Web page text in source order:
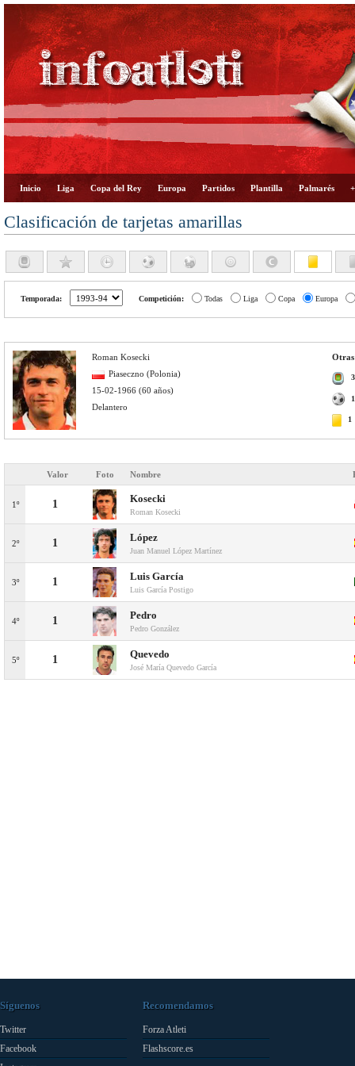
Inicio Liga Copa del Rey Europa Partidos Plantilla Palmarés
Clasificación de tarjetas amarillas
Temporada: Competición: Todas Liga Copa Europa
Otras
3
1
1
Roman Kosecki
Piaseczno (Polonia)
15-02-1966 (60 años)
Delantero
Valor Foto Nombre
1º 1 Kosecki
Roman Kosecki
2º 1 López
Juan Manuel López Martínez
3º 1 Luis García
Luis García Postigo
4º 1 Pedro
Pedro González
5º 1 Quevedo
José María Quevedo García
Síguenos
Twitter
Facebook
Recomendamos
Forza Atleti
Flashscore.es